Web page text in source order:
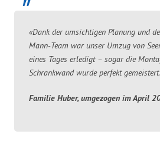
«Dank der umsichtigen Planung und
Mann-Team war unser Umzug von
eines Tages erledigt – sogar die
Schrankwand wurde perfekt
Familie Huber, umgezogen im April